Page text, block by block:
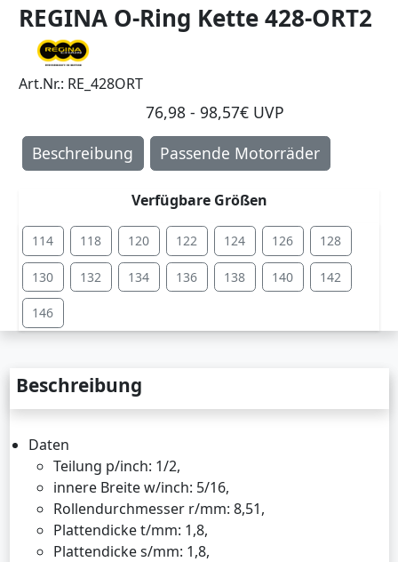
REGINA O-Ring Kette 428-ORT2
Art.Nr.: RE_428ORT
76,98 - 98,57€ UVP
Beschreibung
Passende Motorräder
Verfügbare Größen
114 118 120 122 124 126 128
130 132 134 136 138 140 142
146
Beschreibung
Daten
Teilung p/inch: 1/2,
innere Breite w/inch: 5/16,
Rollendurchmesser r/mm: 8,51,
Plattendicke t/mm: 1,8,
Plattendicke s/mm: 1,8,